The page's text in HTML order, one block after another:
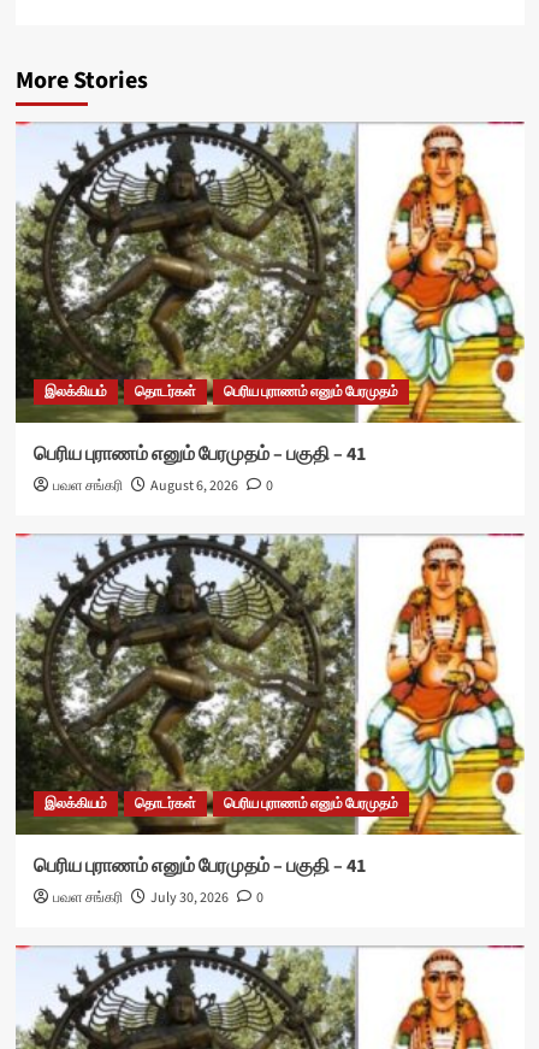
More Stories
இலக்கியம் தொடர்கள் பெரிய புராணம் எனும் பேரமுதம்
பெரிய புராணம் எனும் பேரமுதம் – பகுதி – 41
பவள சங்கரி August 6, 2026 0
இலக்கியம் தொடர்கள் பெரிய புராணம் எனும் பேரமுதம்
பெரிய புராணம் எனும் பேரமுதம் – பகுதி – 41
பவள சங்கரி July 30, 2026 0